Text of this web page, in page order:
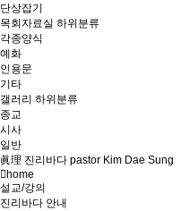
단상잡기
목회자료실 하위분류
각종양식
예화
인용문
기타
갤러리 하위분류
종교
시사
일반
眞理 진리바다 pastor Kim Dae Sung
home
설교/강의
진리바다 안내